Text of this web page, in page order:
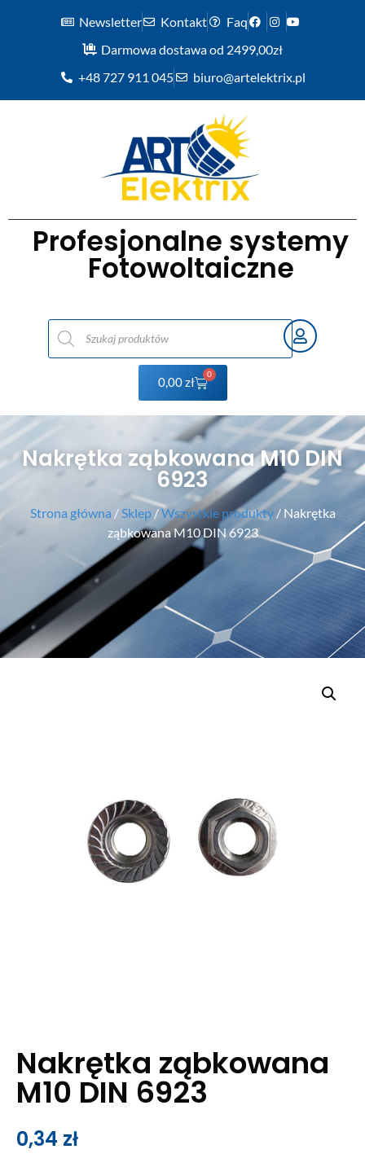
Newsletter Kontakt
Faq
Darmowa dostawa od 2499,00zł
+48 727 911 045
biuro@artelektrix.pl
Profesjonalne systemy
Fotowoltaiczne
0,00zł
0
Nakrętka ząbkowana M10 DIN
6923
Strona główna / Sklep/Wszystkie produkty/ Nakrętka
ząbkowana M10 DIN 6923
Nakrętka ząbkowana
M10 DIN 6923
0,34 zł